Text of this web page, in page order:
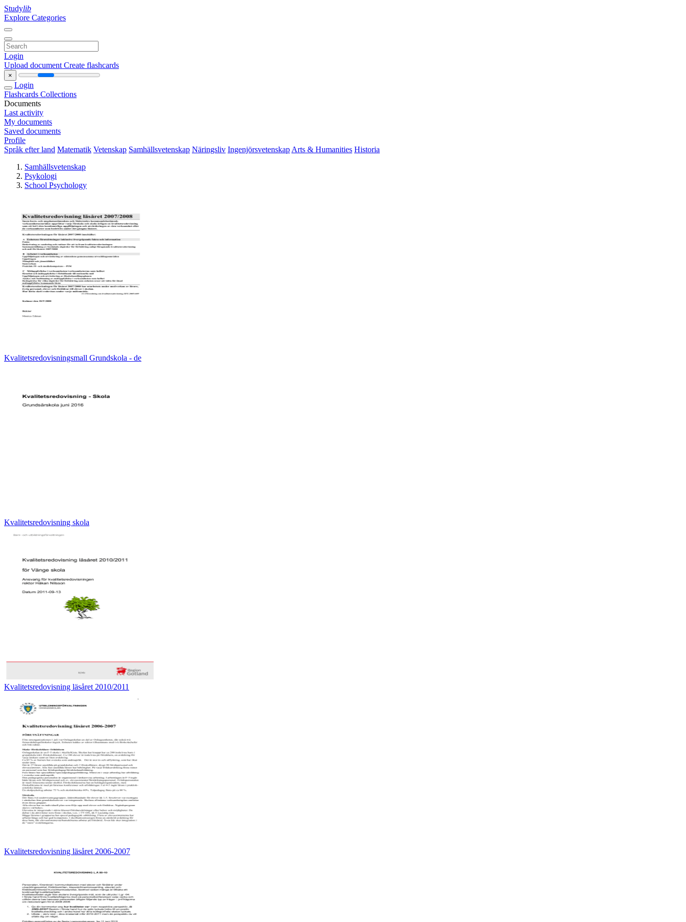
Studylib
Explore Categories
Login
Upload document Create flashcards
×
Login
Flashcards Collections
Documents
Last activity
My documents
Saved documents
Profile
Språk efter land Matematik Vetenskap Samhällsvetenskap Näringsliv Ingenjörsvetenskap Arts & Humanities Historia
Samhällsvetenskap
Psykologi
School Psychology
Kvalitetsredovisningsmall Grundskola - de
Kvalitetsredovisning skola
Kvalitetsredovisning läsåret 2010/2011
Kvalitetsredovisning läsåret 2006-2007